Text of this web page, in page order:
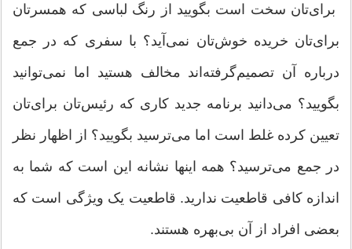
برای‌تان سخت است بگویید از رنگ لباسی که همسرتان
برای‌تان خریده خوش‌تان نمی‌آید؟ با سفری که در جمع
درباره آن تصمیم‌گرفته‌اند مخالف هستید اما نمی‌توانید
بگویید؟ می‌دانید برنامه جدید کاری که رئیس‌تان برای‌تان
تعیین کرده غلط است اما می‌ترسید بگویید؟ از اظهار نظر
در جمع می‌ترسید؟ همه‌ اینها نشانه‌ این است که شما به
اندازه کافی قاطعیت ندارید. قاطعیت یک ویژگی است که
بعضی افراد از آن بی‌بهره هستند.